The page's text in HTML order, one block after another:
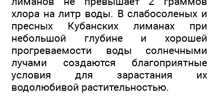
хлора на литр воды. В слабосоленых и
пресных Кубанских лиманах при
небольшой глубине и хорошей
прогреваемости воды солнечными
лучами создаются благоприятные
условия для зарастания их
водолюбивой растительностью.